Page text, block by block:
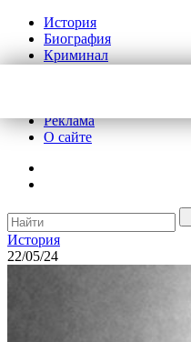
История
Биография
Криминал
Реклама
О сайте
История
22/05/24